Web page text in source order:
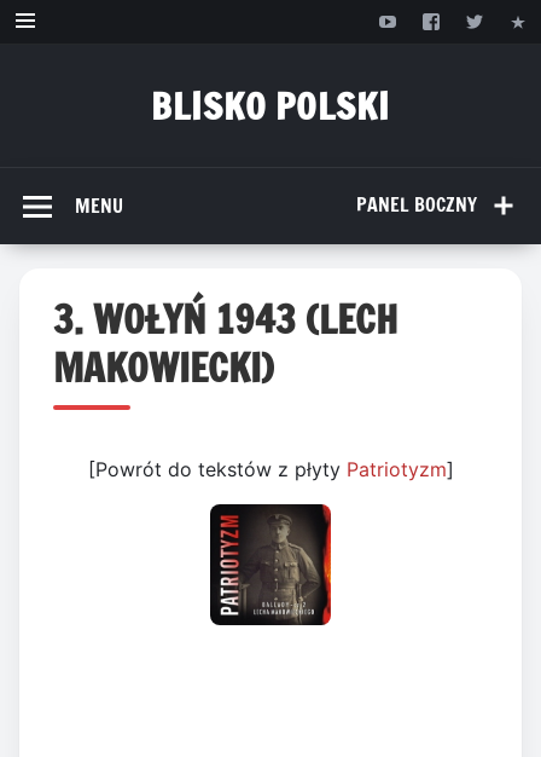
Przejdź
BLISKO POLSKI
PANEL BOCZNY
MENU
3. WOŁYŃ 1943 (LECH
MAKOWIECKI)
[Powrót do tekstów z płyty Patriotyzm]